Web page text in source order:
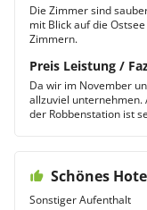
Die Zimmer sind
mit Blick auf die
Zimmern.
Preis Leistung /
Da wir im November
allzuviel unternehmen.
der Robbenstation ist
Schönes
Sonstiger Aufenthalt